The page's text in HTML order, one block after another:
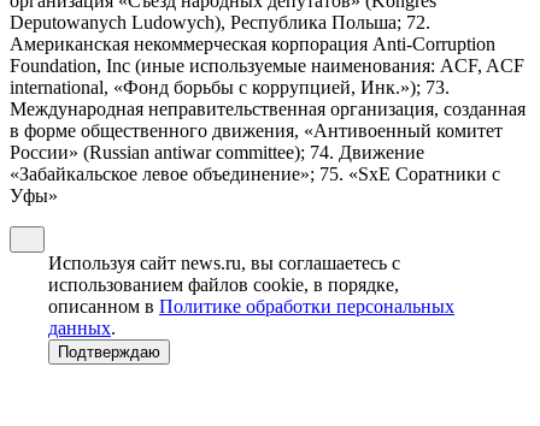
Deputowanych Ludowych), Республика Польша; 72.
Американская некоммерческая корпорация Anti-Corruption
Foundation, Inc (иные используемые наименования: ACF, ACF
international, «Фонд борьбы с коррупцией, Инк.»); 73.
Международная неправительственная организация, созданная
в форме общественного движения, «Антивоенный комитет
России» (Russian antiwar committee); 74. Движение
«Забайкальское левое объединение»; 75. «SxE Соратники с
Уфы»
Используя сайт news.ru, вы соглашаетесь с
использованием файлов cookie, в порядке,
описанном в Политике обработки персональных
данных.
Подтверждаю